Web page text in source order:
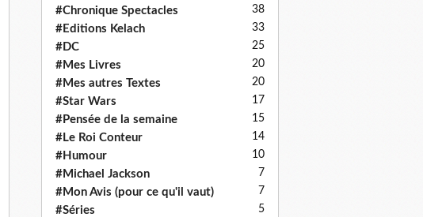
#Chronique Spectacles 38
#Editions Kelach 33
#DC 25
#Mes Livres 20
#Mes autres Textes 20
#Star Wars 17
#Pensée de la semaine 15
#Le Roi Conteur 14
#Humour 10
#Michael Jackson 7
#Mon Avis (pour ce qu'il vaut) 7
#Séries 5